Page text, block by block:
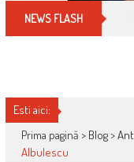
NEWS FLASH
Esti aici:
Prima pagină > Blog>
Albulescu